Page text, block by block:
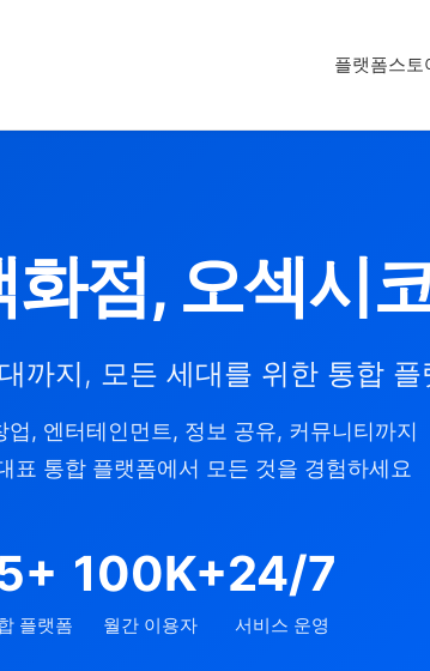
플랫폼스토
화점, 오섹시
까지, 모든 세대를 위한 통합 플
업, 엔터테인먼트, 정보 공유, 커뮤니티까지
표 통합 플랫폼에서 모든 것을 경험하세요
플랫폼
100K+
월간 이용자
24/7
서비스 운영